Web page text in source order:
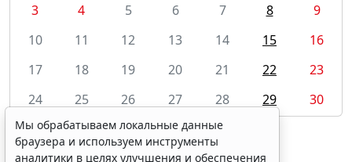
3
4 5 6 7 8
9
10
11 12 13 14 15
16
17
18 19 20 21 22
23
24
25 26 27 28 29 30
Мы обрабатываем локальные данные
браузера и используем инструменты
аналитики в целях улучшения и обеспечения